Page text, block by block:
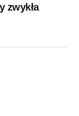
zwykła